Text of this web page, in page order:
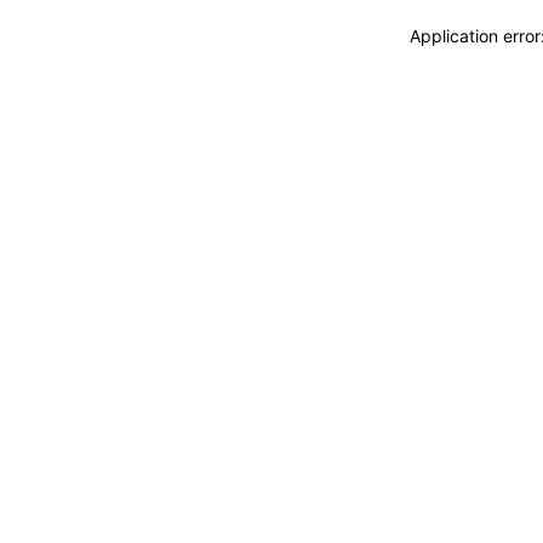
Application